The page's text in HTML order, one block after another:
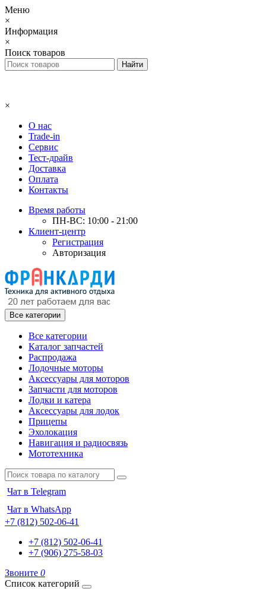
Меню
×
Информация
×
Поиск товаров
×
О нас
Trade-in
Сервис
Тест-драйв
Доставка
Оплата
Контакты
Время работы
ПН-ВС: 10:00 - 21:00
Клиент-центр
Регистрация
Авторизация
Все категории
Все категории
Каталог запчастей
Распродажа
Лодочные моторы
Аксессуары для моторов
Запчасти для моторов
Лодки и катера
Аксессуары для лодок
Прицепы
Эхолокация
Навигация и радиосвязь
Мототехника
Чат в Telegram
Чат в WhatsApp
+7 (812) 502-06-41
+7 (812) 502-06-41
+7 (906) 275-58-03
Звоните 0
Список категорий